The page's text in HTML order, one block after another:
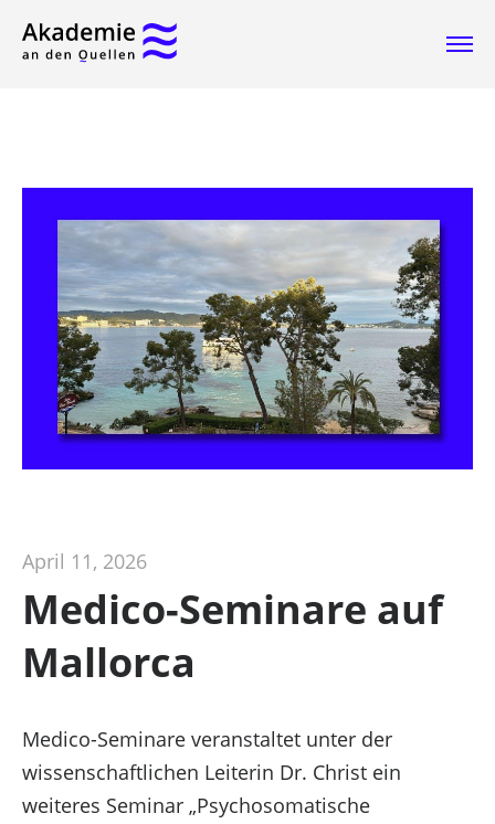
April 11, 2026
Medico-Seminare auf
Mallorca
Medico-Seminare veranstaltet unter der
wissenschaftlichen Leiterin Dr. Christ ein
weiteres Seminar „Psychosomatische